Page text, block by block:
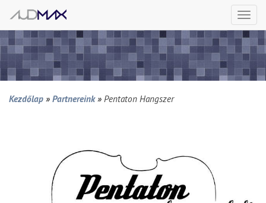
Kezdőlap » Partnereink » Pentaton Hangszer